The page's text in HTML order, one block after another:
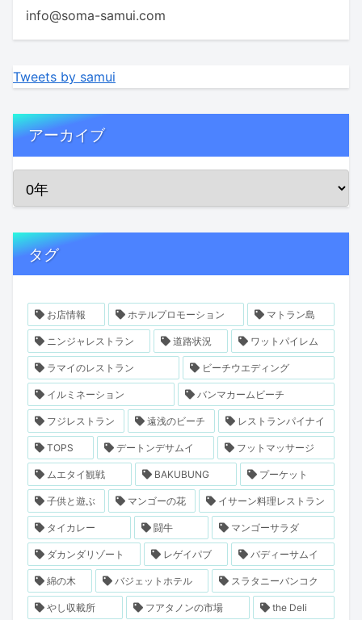
info@soma-samui.com
Tweets by samui
アーカイブ
タグ
お店情報 ホテルプロモーション マトラン島
ニンジャレストラン 道路状況 ワットパイレム
ラマイのレストラン ビーチウエディング
イルミネーション バンマカームビーチ
フジレストラン 遠浅のビーチ レストランパイナイ
TOPS デートンデサムイ フットマッサージ
ムエタイ観戦 BAKUBUNG プーケット
子供と遊ぶ マンゴーの花 イサーン料理レストラン
タイカレー 闘牛 マンゴーサラダ
ダカンダリゾート レゲイパブ バディーサムイ
綿の木 バジェットホテル スラタニーバンコク
やし収載所 フアタノンの市場 the Deli